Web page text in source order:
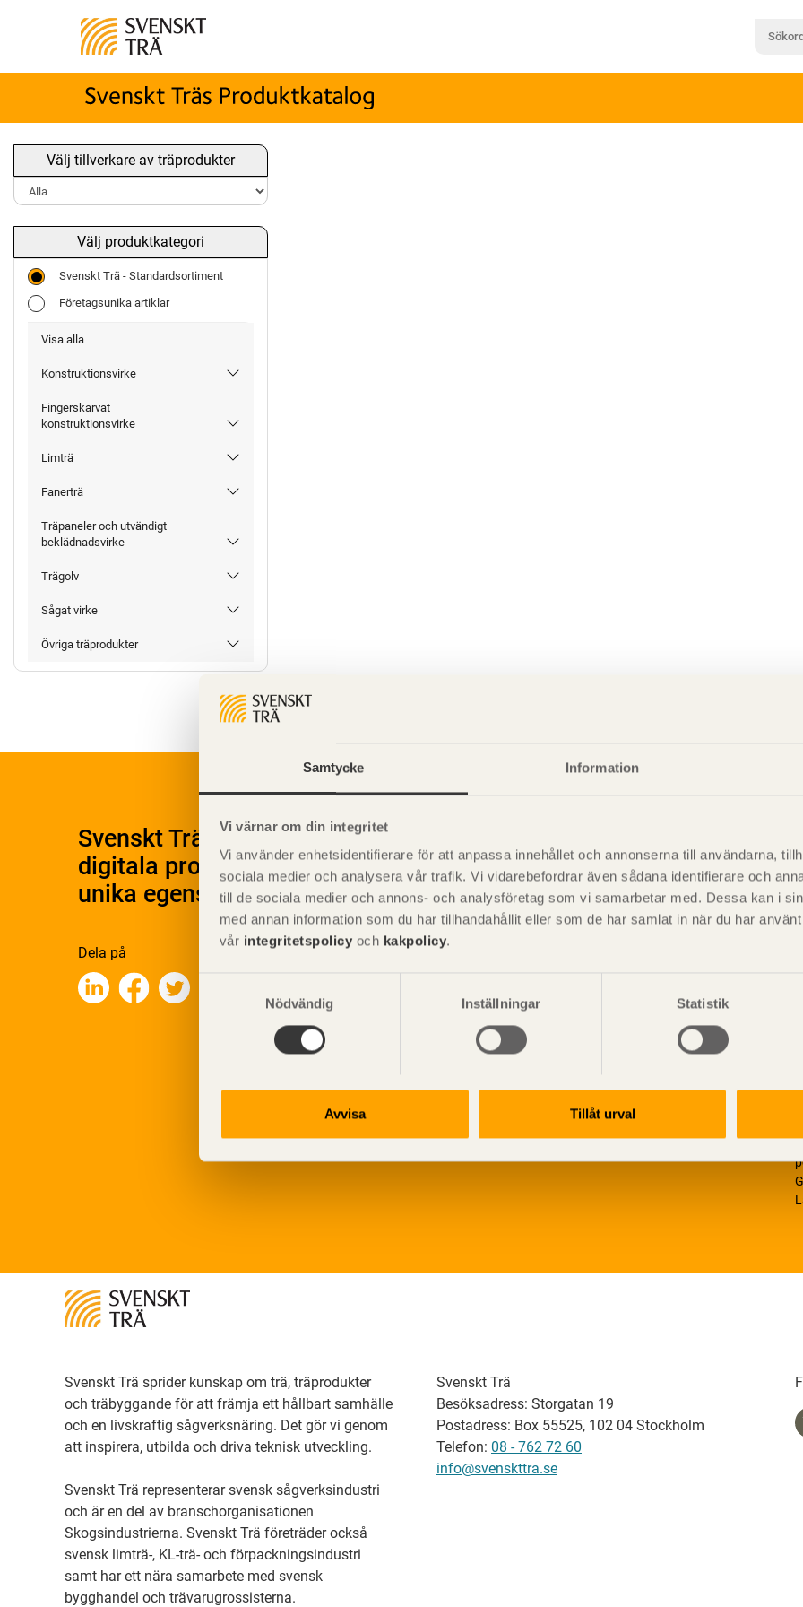
Samtycke Information
Vi värnar om din integritet
Vi använder enhetsidentifierare för att anpassa innehållet och annonserna till användarna,
sociala medier och analysera vår trafik. Vi vidarebefordrar även sådana identifierare och
till de sociala medier och annons- och analysföretag som vi samarbetar med. Dessa kan i
med annan information som du har tillhandahållit eller som de har samlat in när du har
vår integritetspolicy och kakpolicy.
Nödvändig
Inställningar Statistik
Avvisa Tillåt urval
Välj tillverkare av träprodukter
Välj produktkategori
Svenskt Trä - Standardsortiment
Företagsunika artiklar
Visa alla
Konstruktionsvirke
Fingerskarvat
konstruktionsvirke
Limträ
Fanerträ
Träpaneler och utvändigt
beklädnadsvirke
Trägolv
Sågat virke
Övriga träprodukter
Svenskt Träs Produktkatalog är svensk sågverksnärings
digitala produktkatalog för att beskriva träprodukter och deras
unika egenskaper.
Dela på
Svenskt Trä sprider kunskap om trä, träprodukter
och träbyggande för att främja ett hållbart samhälle
och en livskraftig sågverksnäring. Det gör vi genom
att inspirera, utbilda och driva teknisk utveckling.
Svenskt Trä representerar svensk sågverksindustri
och är en del av branschorganisationen
Skogsindustrierna. Svenskt Trä företräder också
svensk limträ-, KL-trä- och förpackningsindustri
samt har ett nära samarbete med svensk
bygghandel och trävarugrossisterna.
Svenskt Trä
Besöksadress: Storgatan 19
Postadress: Box 55525, 102 04 Stockholm
Telefon: 08 - 762 72 60
info@svenskttra.se